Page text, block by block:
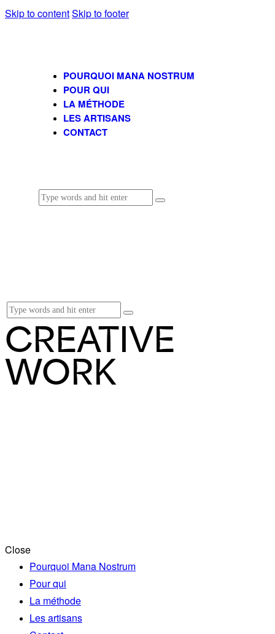
Skip to contentSkip to footer
POURQUOI MANA NOSTRUM
POUR QUI
LA MÉTHODE
LES ARTISANS
CONTACT
CREATIVE
WORK
Close
Pourquoi Mana Nostrum
Pour qui
La méthode
Les artisans